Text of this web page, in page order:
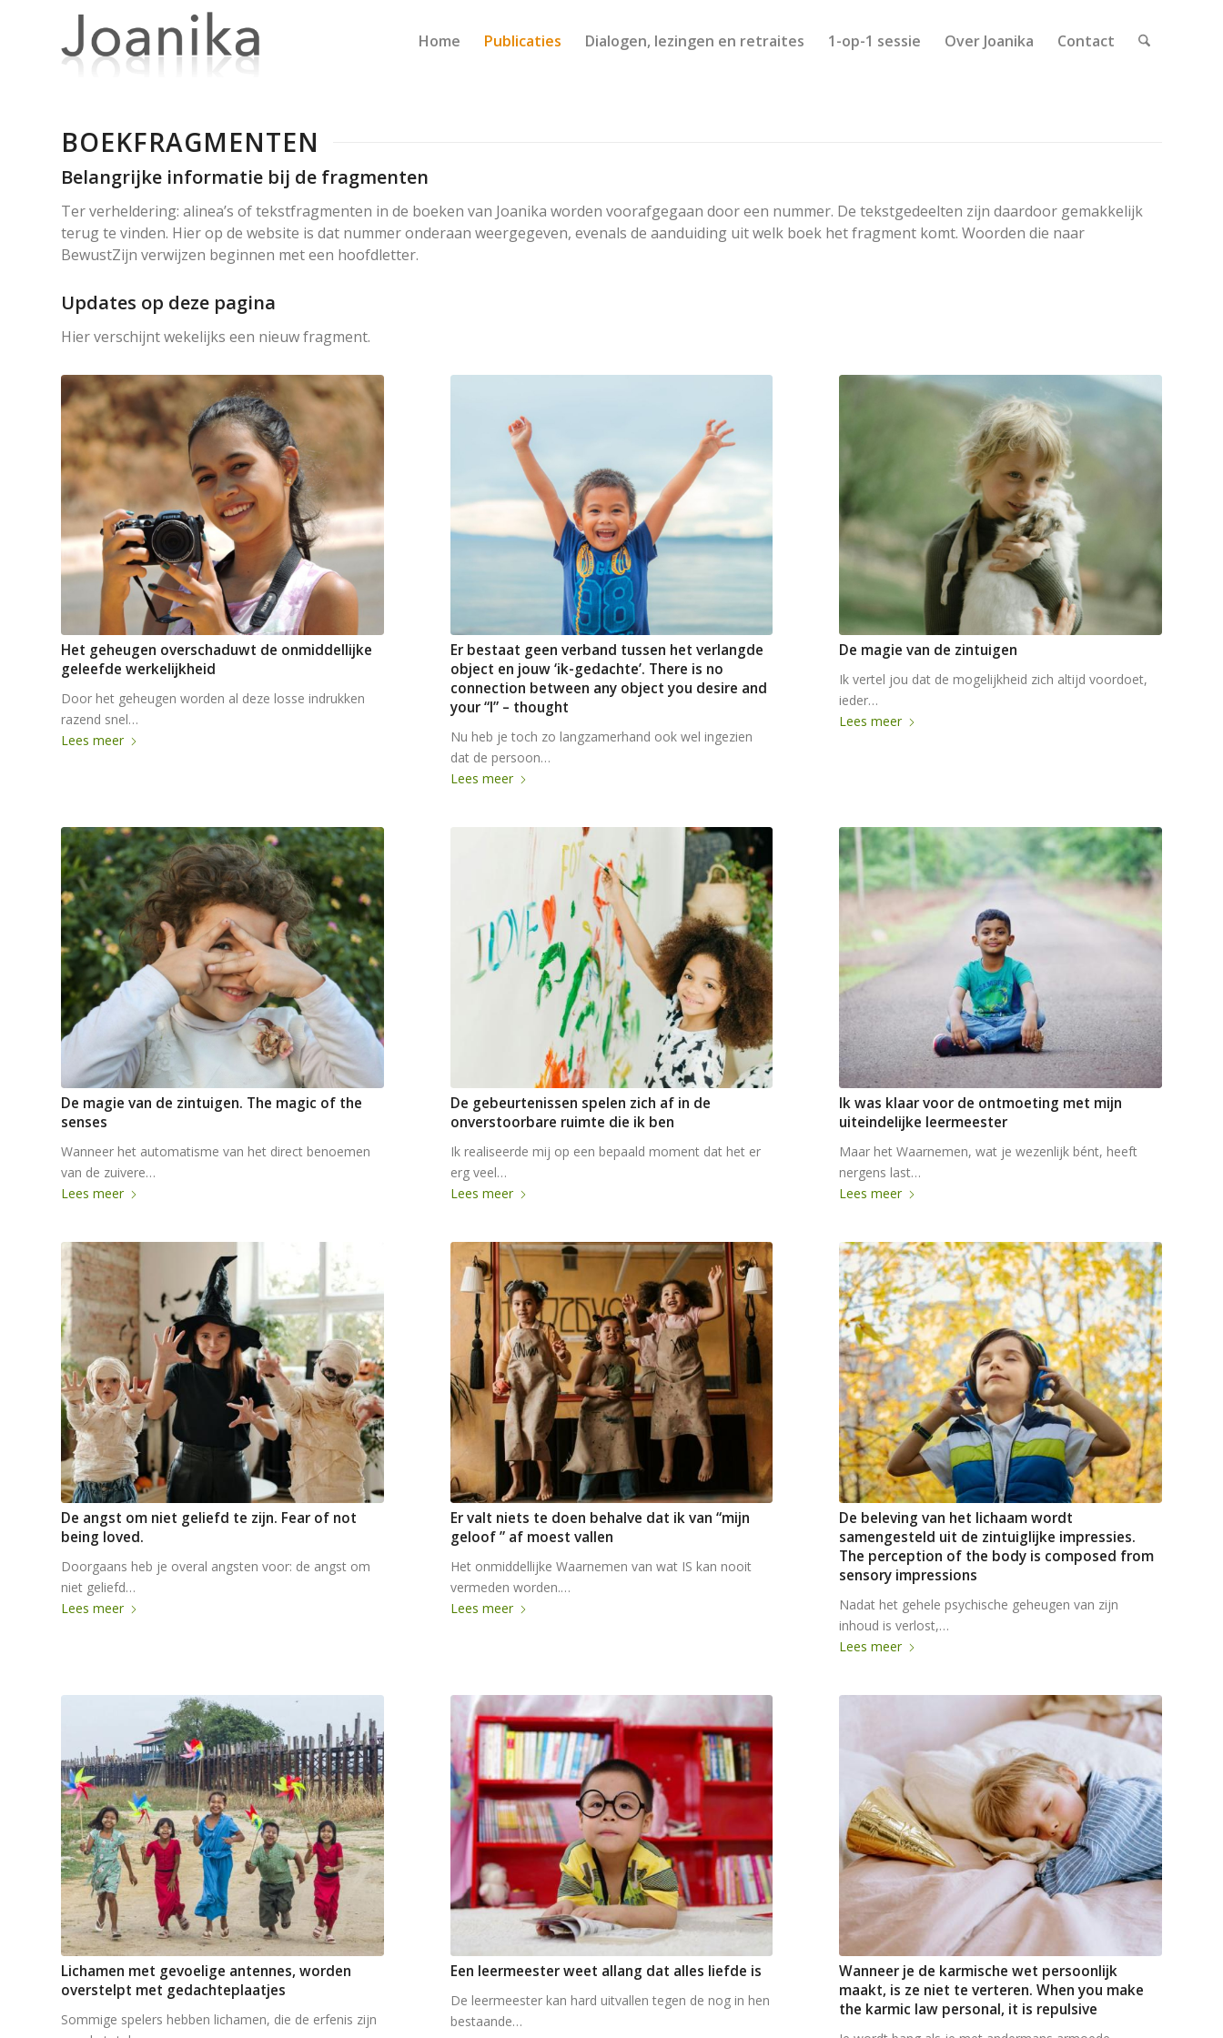
Home Publicaties Dialogen, lezingen en retraites 1-op-1 sessie Over Joanika Contact
BOEKFRAGMENTEN
Belangrijke informatie bij de fragmenten
Ter verheldering: alinea’s of tekstfragmenten in de boeken van Joanika worden voorafgegaan door een nummer. De tekstgedeelten zijn daardoor gemakkelijk
terug te vinden. Hier op de website is dat nummer onderaan weergegeven, evenals de aanduiding uit welk boek het fragment komt. Woorden die naar
BewustZijn verwijzen beginnen met een hoofdletter.
Updates op deze pagina
Hier verschijnt wekelijks een nieuw fragment.
Het geheugen overschaduwt de onmiddellijke
geleefde werkelijkheid
Door het geheugen worden al deze losse indrukken
razend snel…
Lees meer
Er bestaat geen verband tussen het verlangde
object en jouw ‘ik-gedachte’. There is no
connection between any object you desire and
your “I” – thought
Nu heb je toch zo langzamerhand ook wel ingezien
dat de persoon…
Lees meer
De magie van de zintuigen
Ik vertel jou dat de mogelijkheid zich altijd voordoet,
ieder…
Lees meer
De magie van de zintuigen. The magic of the
senses
Wanneer het automatisme van het direct benoemen
van de zuivere…
Lees meer
De gebeurtenissen spelen zich af in de
onverstoorbare ruimte die ik ben
Ik realiseerde mij op een bepaald moment dat het er
erg veel…
Lees meer
Ik was klaar voor de ontmoeting met mijn
uiteindelijke leermeester
Maar het Waarnemen, wat je wezenlijk bént, heeft
nergens last…
Lees meer
De angst om niet geliefd te zijn. Fear of not
being loved.
Doorgaans heb je overal angsten voor: de angst om
niet geliefd…
Lees meer
Er valt niets te doen behalve dat ik van “mijn
geloof ” af moest vallen
Het onmiddellijke Waarnemen van wat IS kan nooit
vermeden worden.…
Lees meer
De beleving van het lichaam wordt
samengesteld uit de zintuiglijke impressies.
The perception of the body is composed from
sensory impressions
Nadat het gehele psychische geheugen van zijn
inhoud is verlost,…
Lees meer
Lichamen met gevoelige antennes, worden
overstelpt met gedachteplaatjes
Sommige spelers hebben lichamen, die de erfenis zijn
Een leermeester weet allang dat alles liefde is
De leermeester kan hard uitvallen tegen de nog in hen
bestaande…
Wanneer je de karmische wet persoonlijk
maakt, is ze niet te verteren. When you make
the karmic law personal, it is repulsive